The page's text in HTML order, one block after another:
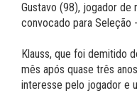
Gustavo (98), jogador de
convocado para Seleção
Klauss, que foi demitido
mês após quase três
interesse pelo jogador e